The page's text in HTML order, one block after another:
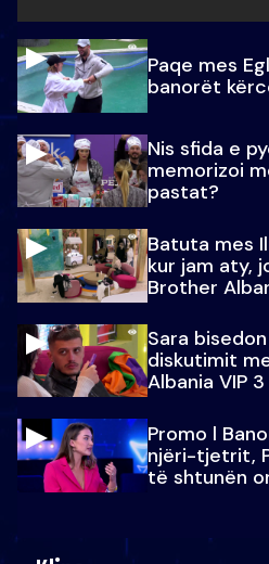
Paqe mes
banorët
Nis sfida e
memorizoi
pastat?
Batuta mes
kur jam aty,
Brother
Sara
diskutimit
Albania VIP 3
Promo l
njëri-tjetrit,
të shtunën